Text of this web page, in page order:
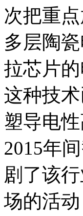
次把重
多层陶
拉芯片
这种技
塑导电
2015年
剧了该
场的活动